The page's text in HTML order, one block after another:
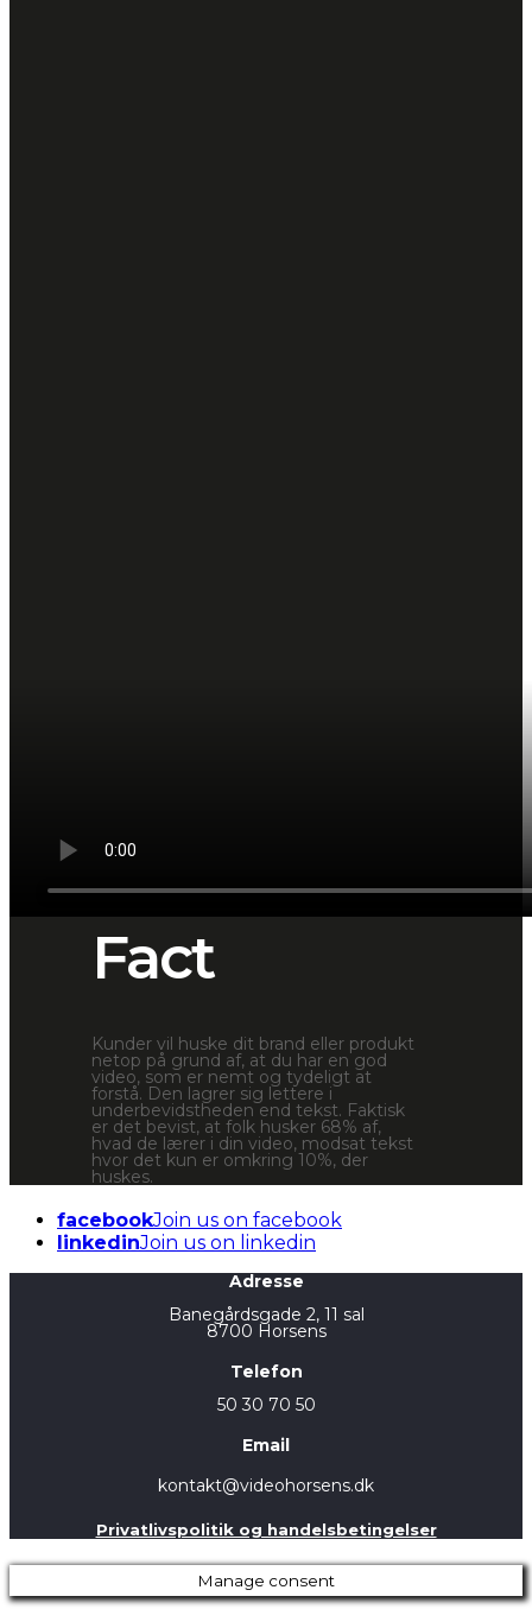
Fact
Kunder vil huske dit brand eller produkt
netop på grund af, at du har en god
video, som er nemt og tydeligt at
forstå. Den lagrer sig lettere i
underbevidstheden end tekst. Faktisk
er det bevist, at folk husker 68% af,
hvad de lærer i din video, modsat tekst
hvor det kun er omkring 10%, der
huskes.
facebookJoin us on facebook
linkedinJoin us on linkedin
Adresse
Banegårdsgade 2, 11 sal
8700 Horsens
Telefon
50 30 70 50
Email
kontakt@videohorsens.dk
Privatlivspolitik og handelsbetingelser
Manage consent